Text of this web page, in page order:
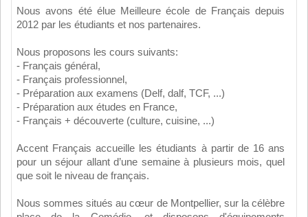
Nous avons été élue Meilleure école de Français depuis
2012 par les étudiants et nos partenaires.
Nous proposons les cours suivants:
- Français général,
- Français professionnel,
- Préparation aux examens (Delf, dalf, TCF, ...)
- Préparation aux études en France,
- Français + découverte (culture, cuisine, ...)
Accent Français accueille les étudiants à partir de 16 ans
pour un séjour allant d’une semaine à plusieurs mois, quel
que soit le niveau de français.
Nous sommes situés au cœur de Montpellier, sur la célèbre